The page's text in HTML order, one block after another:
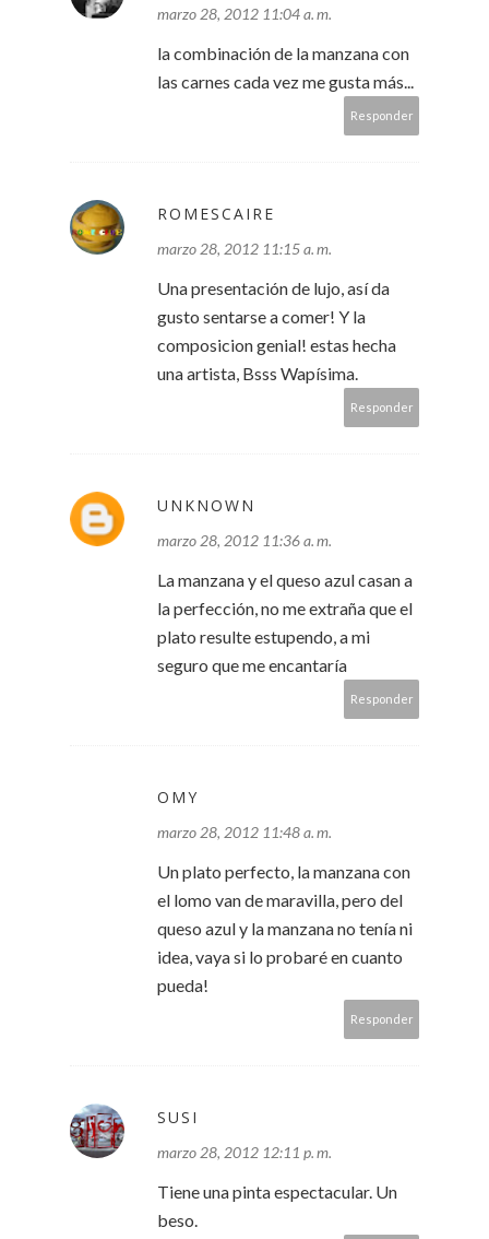
marzo 28, 2012 11:04 a. m.
la combinación de la manzana con
las carnes cada vez me gusta más...
Responder
ROMESCAIRE
marzo 28, 2012 11:15 a. m.
Una presentación de lujo, así da
gusto sentarse a comer! Y la
composicion genial! estas hecha
una artista, Bsss Wapísima.
Responder
UNKNOWN
marzo 28, 2012 11:36 a. m.
La manzana y el queso azul casan a
la perfección, no me extraña que el
plato resulte estupendo, a mi
seguro que me encantaría
Responder
OMY
marzo 28, 2012 11:48 a. m.
Un plato perfecto, la manzana con
el lomo van de maravilla, pero del
queso azul y la manzana no tenía ni
idea, vaya si lo probaré en cuanto
pueda!
Responder
SUSI
marzo 28, 2012 12:11 p. m.
Tiene una pinta espectacular. Un
beso.